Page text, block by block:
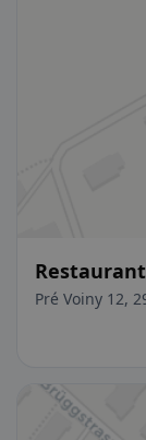
Pré Voiny 12,